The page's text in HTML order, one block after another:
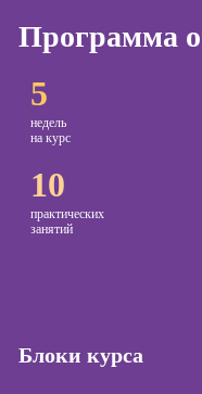
Программа
5
недель
на курс
10
практических
занятий
Блоки курса